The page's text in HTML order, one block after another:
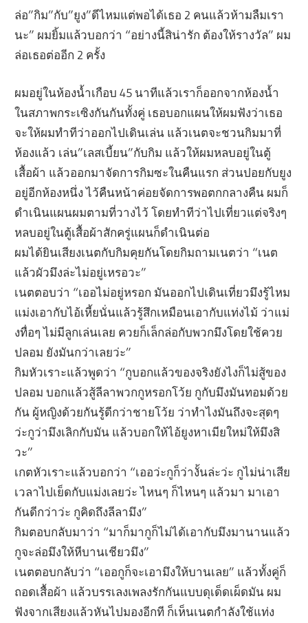
ล่อ”กิม”กับ”ยูง”ดีไหมแต่พอได้เธอ 2 คนแล้วห้ามลืมเรา
นะ” ผมยิ้มแล้วบอกว่า “อย่างนี้สิน่ารัก ต้องให้รางวัล” ผม
ล่อเธอต่ออีก 2 ครั้ง
ผมอยู่ในห้องน้ำเกือบ 45 นาทีแล้วเราก็ออกจากห้องน้ำ
ในสภาพกระเซิงกันกันทั้งคู่ เธอบอกแผนให้ผมฟังว่าเธอ
จะให้ผมทำทีว่าออกไปเดินเล่น แล้วเนตจะชวนกิมมาที่
ห้องแล้ว เล่น”เลสเบี้ยน”กับกิม แล้วให้ผมหลบอยู่ในตู้
เสื้อผ้า แล้วออกมาจัดการกิมซะในคืนแรก ส่วนปอยกับยูง
อยู่อีกห้องหนึ่ง ไว้คืนหน้าค่อยจัดการพอตกกลางคืน ผมก็
ดำเนินแผนผมตามที่วางไว้ โดยทำทีว่าไปเที่ยวแต่จริงๆ
หลบอยู่ในตู้เสื้อผ้าสักครู่แผนก็ดำเนินต่อ
ผมได้ยินเสียงเนตกับกิมคุยกันโดยกิมถามเนตว่า “เนต
แล้วผัวมึงล่ะไม่อยู่เหรอวะ”
เนตตอบว่า “เออไม่อยู่หรอก มันออกไปเดินเที่ยวมึงรู้ไหม
แม่งเอากับไอ้เหี้ยนั่นแล้วรู้สึกเหมือนเอากับแท่งไม้ ว่าแม่
งทื่อๆ ไม่มีลูกเล่นเลย ควยก็เล็กล่อกับพวกมึงโดยใช้ควย
ปลอม ยังมันกว่าเลยว่ะ”
กิมหัวเราะแล้วพูดว่า “กูบอกแล้วของจริงยังไงก็ไม่สู้ของ
ปลอม บอกแล้วสู้ลีลาพวกกูหรอกโว้ย กูกับมึงมันทอมด้วย
กัน ผู้หญิงด้วยกันรู้ดีกว่าชายโว้ย ว่าทำไงมันถึงจะสุดๆ
ว่ะกูว่ามึงเลิกกับมัน แล้วบอกให้ไอ้ยูงหาเมียใหม่ให้มึงสิ
วะ”
เกตหัวเราะแล้วบอกว่า “เออว่ะกูก็ว่างั้นล่ะว่ะ กูไม่น่าเสีย
เวลาไปเย็ดกับแม่งเลยว่ะ ไหนๆ ก็ไหนๆ แล้วมา มาเอา
กันดีกว่าว่ะ กูคิดถึงลีลามึง”
กิมตอบกลับมาว่า “มาก็มากูก็ไม่ได้เอากับมึงมานานแล้ว
กูจะล่อมึงให้หีบานเชียวมึง”
เนตตอบกลับว่า “เออกูก็จะเอามึงให้บานเลย” แล้วทั้งคู่ก็
ถอดเสื้อผ้า แล้วบรรเลงเพลงรักกันแบบดุเด็ดเผ็ดมัน ผม
ฟังจากเสียงแล้วหันไปมองอีกที ก็เห็นเนตกำลังใช้แท่ง